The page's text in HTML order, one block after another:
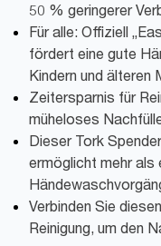
50 % geringerer
Für alle: Offiziell
fördert eine gute
Kindern und älteren
Zeitersparnis für
müheloses
Dieser Tork
ermöglicht mehr als
Verbinden Sie
Reinigung, um den